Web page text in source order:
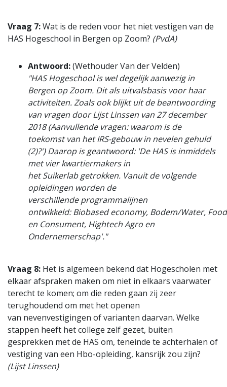
Vraag 7:Wat is de reden voor het niet vestigen van de
HAS Hogeschool in Bergen op Zoom? (PvdA)
Antwoord:(Wethouder Van der Velden)
"HAS Hogeschool is wel degelijk aanwezig in
Bergen op Zoom. Dit als uitvalsbasis voor haar
activiteiten. Zoals ook blijkt uit de beantwoording
van vragen door Lijst Linssen van 27 december
2018 (Aanvullende vragen: waarom is de
toekomst van het IRS-gebouw in nevelen gehuld
(2)?') Daarop is geantwoord: 'De HAS is inmiddels
met vier kwartiermakers in
het Suikerlab getrokken. Vanuit de volgende
opleidingen worden de
verschillende programmalijnen
ontwikkeld: Biobased economy, Bodem/Water,
en Consument, Hightech Agro en
Ondernemerschap'."
Vraag 8: Het is algemeen bekend dat Hogescholen met
elkaar afspraken maken om niet in elkaars vaarwater
terecht te komen; om die reden gaan zij zeer
terughoudend om met het openen
van nevenvestigingen of varianten daarvan. Welke
stappen heeft het college zelf gezet, buiten
gesprekken met de HAS om, teneinde te achterhalen of
vestiging van een Hbo-opleiding, kansrijk zou zijn?
(Lijst Linssen)